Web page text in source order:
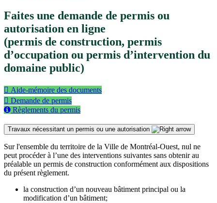
Faites une demande de permis ou
autorisation en ligne
(permis de construction, permis
d’occupation ou permis d’intervention du
domaine public)
Aide-mémoire des documents
Demande de permis
Règlements du permis
Travaux nécessitant un permis ou une autorisation
Sur l'ensemble du territoire de la Ville de Montréal-Ouest, nul ne
peut procéder à l’une des interventions suivantes sans obtenir au
préalable un permis de construction conformément aux dispositions
du présent règlement.
la construction d’un nouveau bâtiment principal ou la
modification d’un bâtiment;